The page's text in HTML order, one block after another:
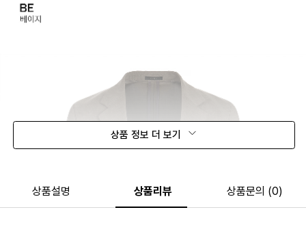
상품 정보 더 보기
상품설명 상품리뷰 상품문의 (0)